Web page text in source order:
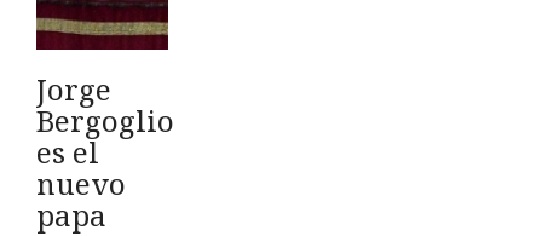
Jorge
Bergoglio
es el
nuevo
papa